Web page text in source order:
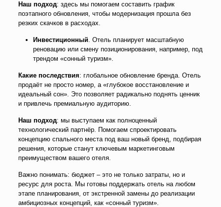
Наш подход: здесь мы помогаем составить график
поэтапного обновления, чтобы модернизация прошла без
резких скачков в расходах.
Инвестиционный. Отель планирует масштабную
реновацию или смену позиционирования, например, под
трендом «сонный туризм».
Какие последствия: глобальное обновление бренда. Отель
продаёт не просто номер, а «глубокое восстановление и
идеальный сон». Это позволяет радикально поднять ценник
и привлечь премиальную аудиторию.
Наш подход: мы выступаем как полноценный
технологический партнёр. Помогаем спроектировать
концепцию спального места под ваш новый бренд, подбирая
решения, которые станут ключевым маркетинговым
преимуществом вашего отеля.
Важно понимать: бюджет – это не только затраты, но и
ресурс для роста. Мы готовы поддержать отель на любом
этапе планирования, от экстренной замены до реализации
амбициозных концепций, как «сонный туризм».